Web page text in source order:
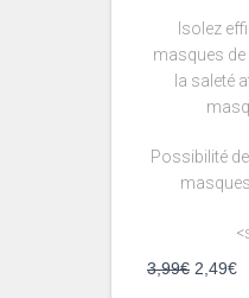
Isolez
masques de
la saleté
Possibilité
3,99€ 2,49€